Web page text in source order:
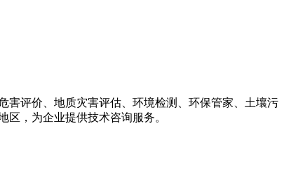
害评价、地质灾害评估、环境检测、环保管家、土壤污
，为企业提供技术咨询服务。